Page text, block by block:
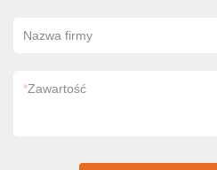
Nazwa firmy
*Zawartość